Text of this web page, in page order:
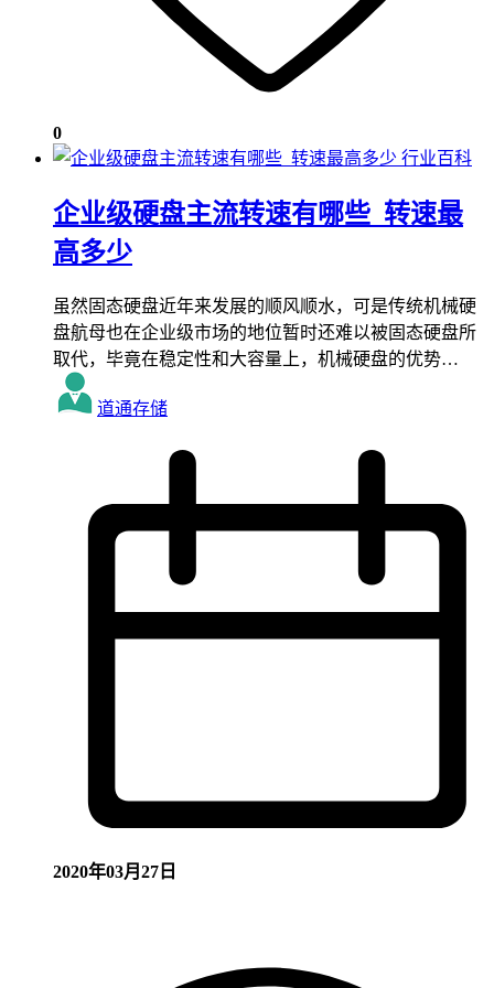
0
行业百科
企业级硬盘主流转速有哪些_转速最
高多少
虽然固态硬盘近年来发展的顺风顺水，可是传统机械硬
盘航母也在企业级市场的地位暂时还难以被固态硬盘所
取代，毕竟在稳定性和大容量上，机械硬盘的优势…
道通存储
2020年03月27日